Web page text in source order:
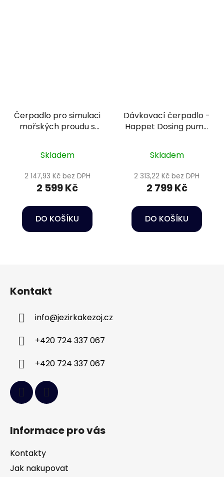
Čerpadlo pro simulaci
mořských proudu s
Skladem
2 147,93 Kč bez DPH
2 599 Kč
DO KOŠÍKU
Dávkovací čerpadlo -
Happet Dosing pump
Skladem
2 313,22 Kč bez DPH
2 799 Kč
DO KOŠÍKU
Kontakt
info@jezirkakezoj.cz
+420 724 337 067
+420 724 337 067
Informace pro vás
Kontakty
Jak nakupovat